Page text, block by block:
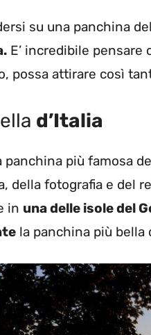
su una panchina
E’ incredibile
possa attirare così
d’Italia
panchina più famosa
della fotografia e del
in una delle isole del
la panchina più bella